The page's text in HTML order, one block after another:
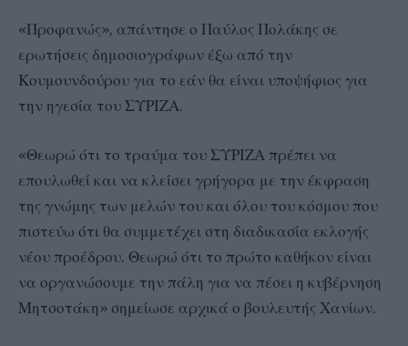
«Προφανώς», απάντησε ο Παύλος Πολάκης σε
ερωτήσεις δημοσιογράφων έξω από την
Κουμουνδούρου για το εάν θα είναι υποψήφιος για
την ηγεσία του ΣΥΡΙΖΑ.
«Θεωρώ ότι το τραύμα του ΣΥΡΙΖΑ πρέπει να
επουλωθεί και να κλείσει γρήγορα με την έκφραση
της γνώμης των μελών του και όλου του κόσμου που
πιστεύω ότι θα συμμετέχει στη διαδικασία εκλογής
νέου προέδρου. Θεωρώ ότι το πρώτο καθήκον είναι
να οργανώσουμε την πάλη για να πέσει η κυβέρνηση
Μητσοτάκη» σημείωσε αρχικά ο βουλευτής Χανίων.